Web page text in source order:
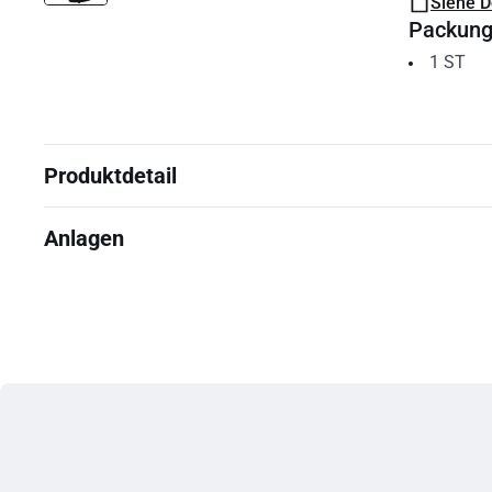
Packung
1 ST
Produktdetail
Anlagen